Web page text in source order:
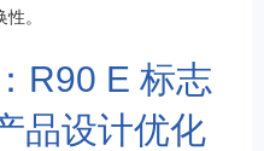
。
R90 E 标志
品设计优化